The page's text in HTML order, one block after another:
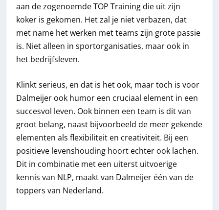
aan de zogenoemde TOP Training die uit zijn
koker is gekomen. Het zal je niet verbazen, dat
met name het werken met teams zijn grote passie
is. Niet alleen in sportorganisaties, maar ook in
het bedrijfsleven.
Klinkt serieus, en dat is het ook, maar toch is voor
Dalmeijer ook humor een cruciaal element in een
succesvol leven. Ook binnen een team is dit van
groot belang, naast bijvoorbeeld de meer gekende
elementen als flexibiliteit en creativiteit. Bij een
positieve levenshouding hoort echter ook lachen.
Dit in combinatie met een uiterst uitvoerige
kennis van NLP, maakt van Dalmeijer één van de
toppers van Nederland.